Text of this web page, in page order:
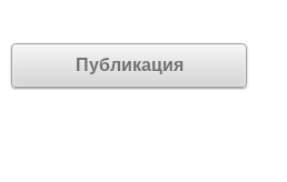
Публикация